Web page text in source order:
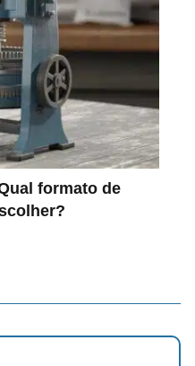
formato de